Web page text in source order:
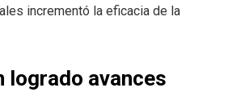
incrementó la eficacia de la
logrado avances